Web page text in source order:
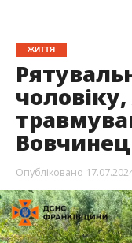
ЖИТТЯ
Опубліковано